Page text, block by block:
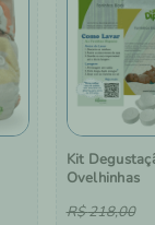
Kit
Ovelhinhas
R$218,00